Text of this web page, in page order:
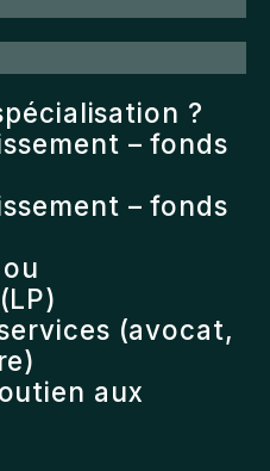
?
– fonds
– fonds
(avocat,
aux